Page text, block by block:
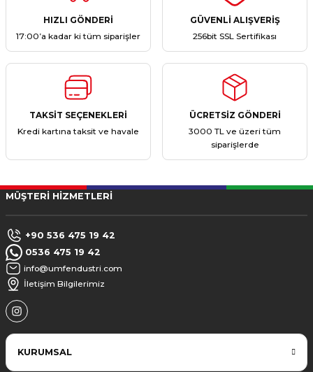
HIZLI GÖNDERİ
17:00’a kadar ki tüm siparişler
GÜVENLİ ALIŞVERİŞ
256bit SSL Sertifikası
TAKSİT SEÇENEKLERİ
Kredi kartına taksit ve havale
ÜCRETSİZ GÖNDERİ
3000 TL ve üzeri tüm
siparişlerde
MÜŞTERİ HİZMETLERİ
+90 536 475 19 42
0536 475 19 42
info@umfendustri.com
İletişim Bilgilerimiz
KURUMSAL